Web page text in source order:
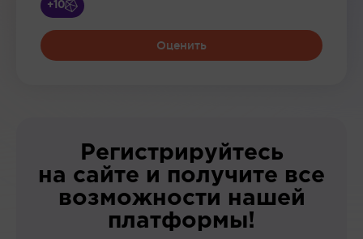
+10
Оценить
Регистрируйтесь
на сайте и получите все
возможности нашей
платформы!